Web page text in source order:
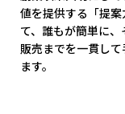
値を提供する「提
て、誰もが簡単に、
販売までを一貫し
ます。